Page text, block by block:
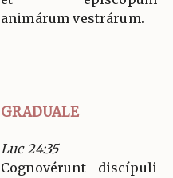
animárum vestrárum.
GRADUALE
Luc 24:35
Cognovérunt discípuli